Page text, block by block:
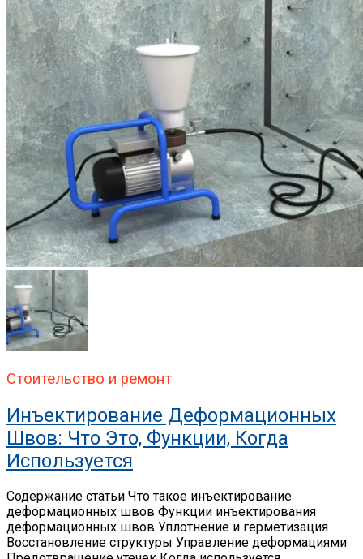
Стоительство и ремонт
Инъектирование Деформационных
Швов: Что Это, Функции, Когда
Используется
Содержание статьи Что такое инъектирование
деформационных швов Функции инъектирования
деформационных швов Уплотнение и герметизация
Восстановление структуры Управление деформациями